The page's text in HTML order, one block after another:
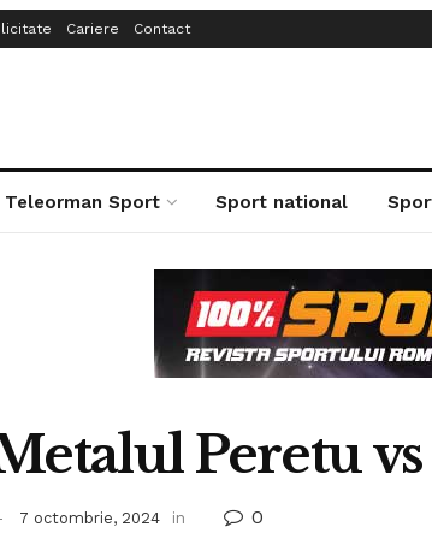
Cariere Contact
Teleorman Sport Sport national
Peretu
7 octombrie, 2024 in 0